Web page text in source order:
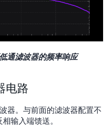
通滤波器的频率响应
电路
器。与前面的滤波器配置不
输入端馈送。